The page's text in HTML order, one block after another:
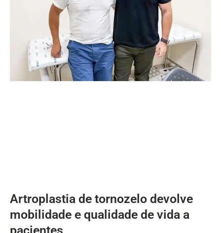
Artroplastia de tornozelo devolve
mobilidade e qualidade de vida a